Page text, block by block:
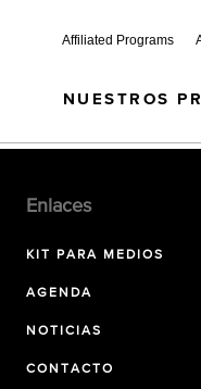
Affiliated Programs
NUESTROS
Enlaces
KIT PARA MEDIOS
AGENDA
NOTICIAS
CONTACTO